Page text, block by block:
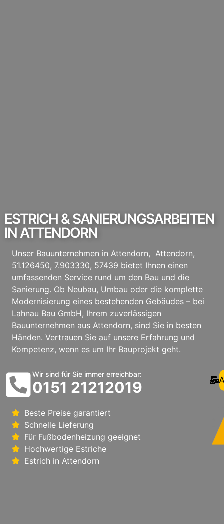
ESTRICH & SANIERUNGSARBEITEN
IN ATTENDORN
Unser Bauunternehmen in Attendorn, Attendorn,
51.126450, 7.903330, 57439 bietet Ihnen einen
umfassenden Service rund um den Bau und die
Sanierung. Ob Neubau, Umbau oder die komplette
Modernisierung eines bestehenden Gebäudes – bei
Lahnau Bau GmbH, Ihrem zuverlässigen
Bauunternehmen aus Attendorn, sind Sie in besten
Händen. Vertrauen Sie auf unsere Erfahrung und
Kompetenz, wenn es um Ihr Bauprojekt geht.
Wir sind für Sie immer erreichbar:
0151 21212019
Beste Preise garantiert
Schnelle Lieferung
Für Fußbodenheizung geeignet
Hochwertige Estriche
Estrich in Attendorn